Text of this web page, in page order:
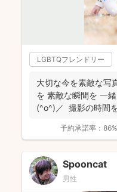
LGBTQフレンドリー
大切な今を素敵な写
を 素敵な瞬間を 一
(^o^)／ 撮影の時間
予約承諾率： 86%
Spooncat
男性